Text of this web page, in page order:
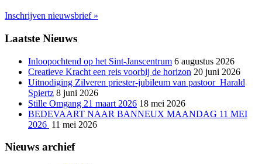
Inschrijven nieuwsbrief »
Laatste Nieuws
Inloopochtend op het Sint-Janscentrum 6 augustus 2026
Creatieve Kracht een reis voorbij de horizon 20 juni 2026
Uitnodiging Zilveren priester-jubileum van pastoor Harald
Spiertz 8 juni 2026
Stille Omgang 21 maart 2026 18 mei 2026
BEDEVAART NAAR BANNEUX MAANDAG 11 MEI
2026 11 mei 2026
Nieuws archief